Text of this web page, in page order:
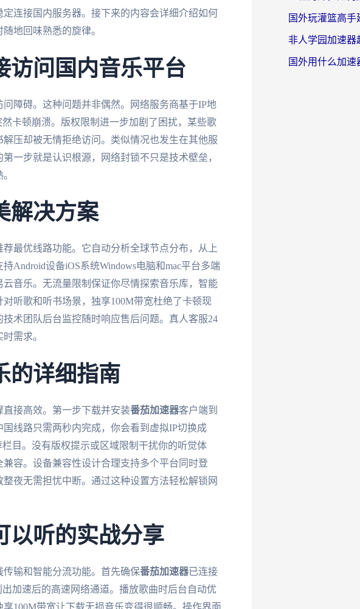
连接国内服务器。接下来的内容会详细介绍如何
地回味熟悉的旋律。
访问国内音乐平台
障碍。这种问题并非偶然。网络服务商基于IP地
卡顿崩溃。版权限制进一步加剧了困扰，某些歌
压却被无情拒绝访问。类似情况也发生在其他服
一步就是认识根源，网络封锁不只是技术壁垒，
解决方案
荐最优线路功能。它自动分析全球节点分布，从上
Android设备iOS系统Windows电脑和mac平台多端
音乐。无流量限制保证你尽情探索音乐库，智能
听歌和听书场景，独享100M带宽杜绝了卡顿现
术团队后台监控随时响应售后问题。真人客服24
需求。
的详细指南
直接高效。第一步下载并安装番茄加速器客户端到
线路只需两秒内完成，你会看到虚拟IP切换成
目。没有版权提示或区域限制干扰你的听觉体
容。设备兼容性设计合理支持多个平台同时登
夜无需担忧中断。通过这种设置方法轻松解锁网
以听的实战分享
输和智能分流功能。首先确保番茄加速器已连接
加速后的高速网络通道。播放歌曲时后台自动优